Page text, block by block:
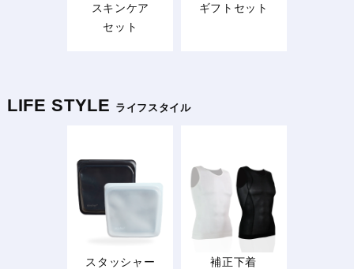
スキンケア
セット
ギフトセット
LIFE STYLE ライフスタイル
スタッシャー 補正下着